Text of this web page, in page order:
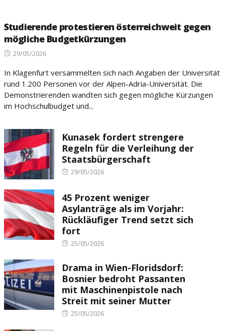
Studierende protestieren österreichweit gegen
mögliche Budgetkürzungen
Posted
29/05/2026
In Klagenfurt versammelten sich nach Angaben der Universität
rund 1.200 Personen vor der Alpen-Adria-Universität. Die
Demonstrierenden wandten sich gegen mögliche Kürzungen
im Hochschulbudget und...
Kunasek fordert strengere
Regeln für die Verleihung der
Staatsbürgerschaft
Posted
29/05/2026
45 Prozent weniger
Asylanträge als im Vorjahr:
Rückläufiger Trend setzt sich
fort
Posted
25/05/2026
Drama in Wien-Floridsdorf:
Bosnier bedroht Passanten
mit Maschinenpistole nach
Streit mit seiner Mutter
Posted
25/05/2026